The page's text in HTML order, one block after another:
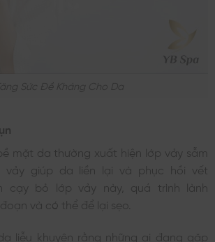
Sức Đề Kháng Cho Da
mặt da thường xuất hiện lớp vảy sẫm
vảy giúp da liền lại và phục hồi vết
cạy bỏ lớp vảy này, quá trình lành
và có thể để lại sẹo.
liễu khuyên rằng những ai đang gặp